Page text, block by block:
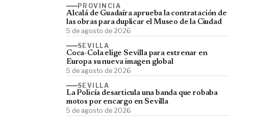
PROVINCIA
Alcalá de Guadaíra aprueba la contratación de
las obras para duplicar el Museo de la Ciudad
5 de agosto de 2026
SEVILLA
Coca-Cola elige Sevilla para estrenar en
Europa su nueva imagen global
5 de agosto de 2026
SEVILLA
La Policía desarticula una banda que robaba
motos por encargo en Sevilla
5 de agosto de 2026